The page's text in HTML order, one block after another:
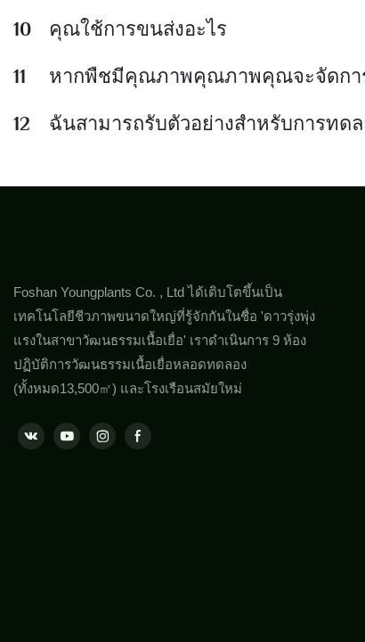
10 คุณใช้การขนส่งอะไร
11 หากพืชมีคุณภาพคุณภาพคุณจะจัดกา
12 ฉันสามารถรับตัวอย่างสำหรับการทด
Foshan Youngplants Co. , Ltd ได้เติบโตขึ้นเป็น
เทคโนโลยีชีวภาพขนาดใหญ่ที่รู้จักกันในชื่อ 'ดาวรุ่งพุ่ง
แรงในสาขาวัฒนธรรมเนื้อเยื่อ' เราดำเนินการ 9 ห้อง
ปฏิบัติการวัฒนธรรมเนื้อเยื่อหลอดทดลอง
(ทั้งหมด13,500㎡) และโรงเรือนสมัยใหม่